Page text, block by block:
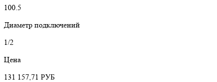
100.5
Диаметр подключений
1/2
Цена
131 157,71 РУБ